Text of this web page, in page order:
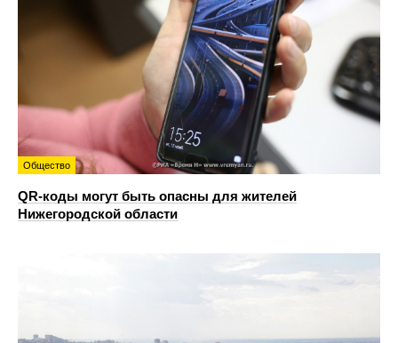
Общество
QR-коды могут быть опасны для жителей
Нижегородской области